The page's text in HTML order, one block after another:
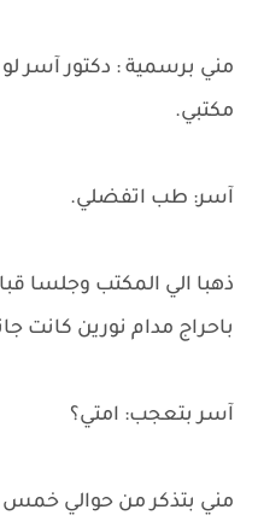
مني برسمية : دكتور آسر
مكتبي.
آسر: طب اتفضلي.
ذهبا الي المكتب وجلسا
باحراج مدام نورين كانت
آسر بتعجب: امتي؟
مني بتذكر من حوالي